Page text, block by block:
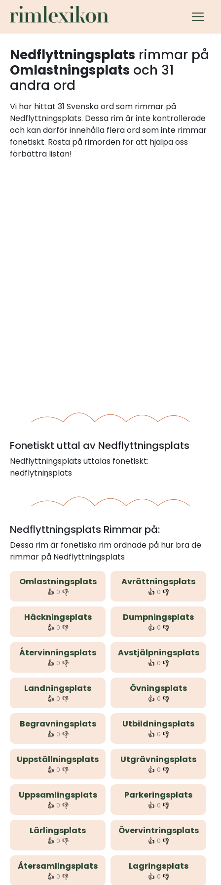
Nedflyttningsplats rimmar på
Omlastningsplats och 31
andra ord
Vi har hittat 31 Svenska ord som rimmar på
Nedflyttningsplats. Dessa rim är inte kontrollerade
och kan därför innehålla flera ord som inte rimmar
fonetiskt. Rösta på rimorden för att hjälpa oss
förbättra listan!
Fonetiskt uttal av Nedflyttningsplats
Nedflyttningsplats uttalas fonetiskt:
nedflytniŋsplats
Nedflyttningsplats Rimmar på:
Dessa rim är fonetiska rim ordnade på hur bra de
rimmar på Nedflyttningsplats
Omlastningsplats
👍 0 👎
Avrättningsplats
👍 0 👎
Häckningsplats
👍 0 👎
Dumpningsplats
👍 0 👎
Återvinningsplats
👍 0 👎
Avstjälpningsplats
👍 0 👎
Landningsplats
👍 0 👎
Övningsplats
👍 0 👎
Begravningsplats
👍 0 👎
Utbildningsplats
👍 0 👎
Uppställningsplats
👍 0 👎
Utgrävningsplats
👍 0 👎
Uppsamlingsplats
👍 0 👎
Parkeringsplats
👍 0 👎
Lärlingsplats
👍 0 👎
Övervintringsplats
👍 0 👎
Återsamlingsplats
👍 0 👎
Lagringsplats
👍 0 👎